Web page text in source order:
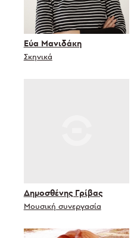
Εύα Μανιδάκη
Σκηνικά
Δημοσθένης Γρίβας
Μουσική συνεργασία